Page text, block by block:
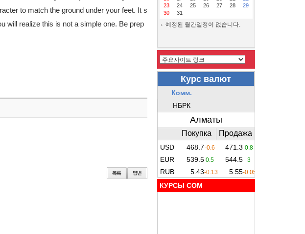
to match the ground under your feet. It s
will realize this is not a simple one. Be prep
23
24 25 26 27 28
29
30
31
예정된 월간일정이 없습니다.
КУРСЫ COM